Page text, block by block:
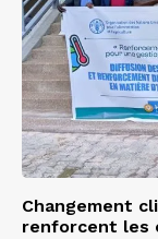
Changement
renforcent les